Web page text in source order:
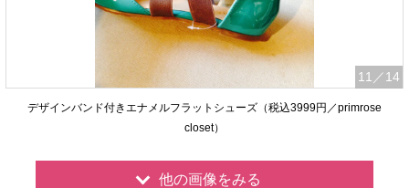
11 ／14
デザインバンド付きエナメルフラットシューズ（税込3999円／primrose
closet）
他の画像をみる